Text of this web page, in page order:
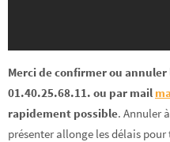
Merci de confirmer ou
01.40.25.68.11. ou par mail
rapidement possible. Annuler
présenter allonge les délais